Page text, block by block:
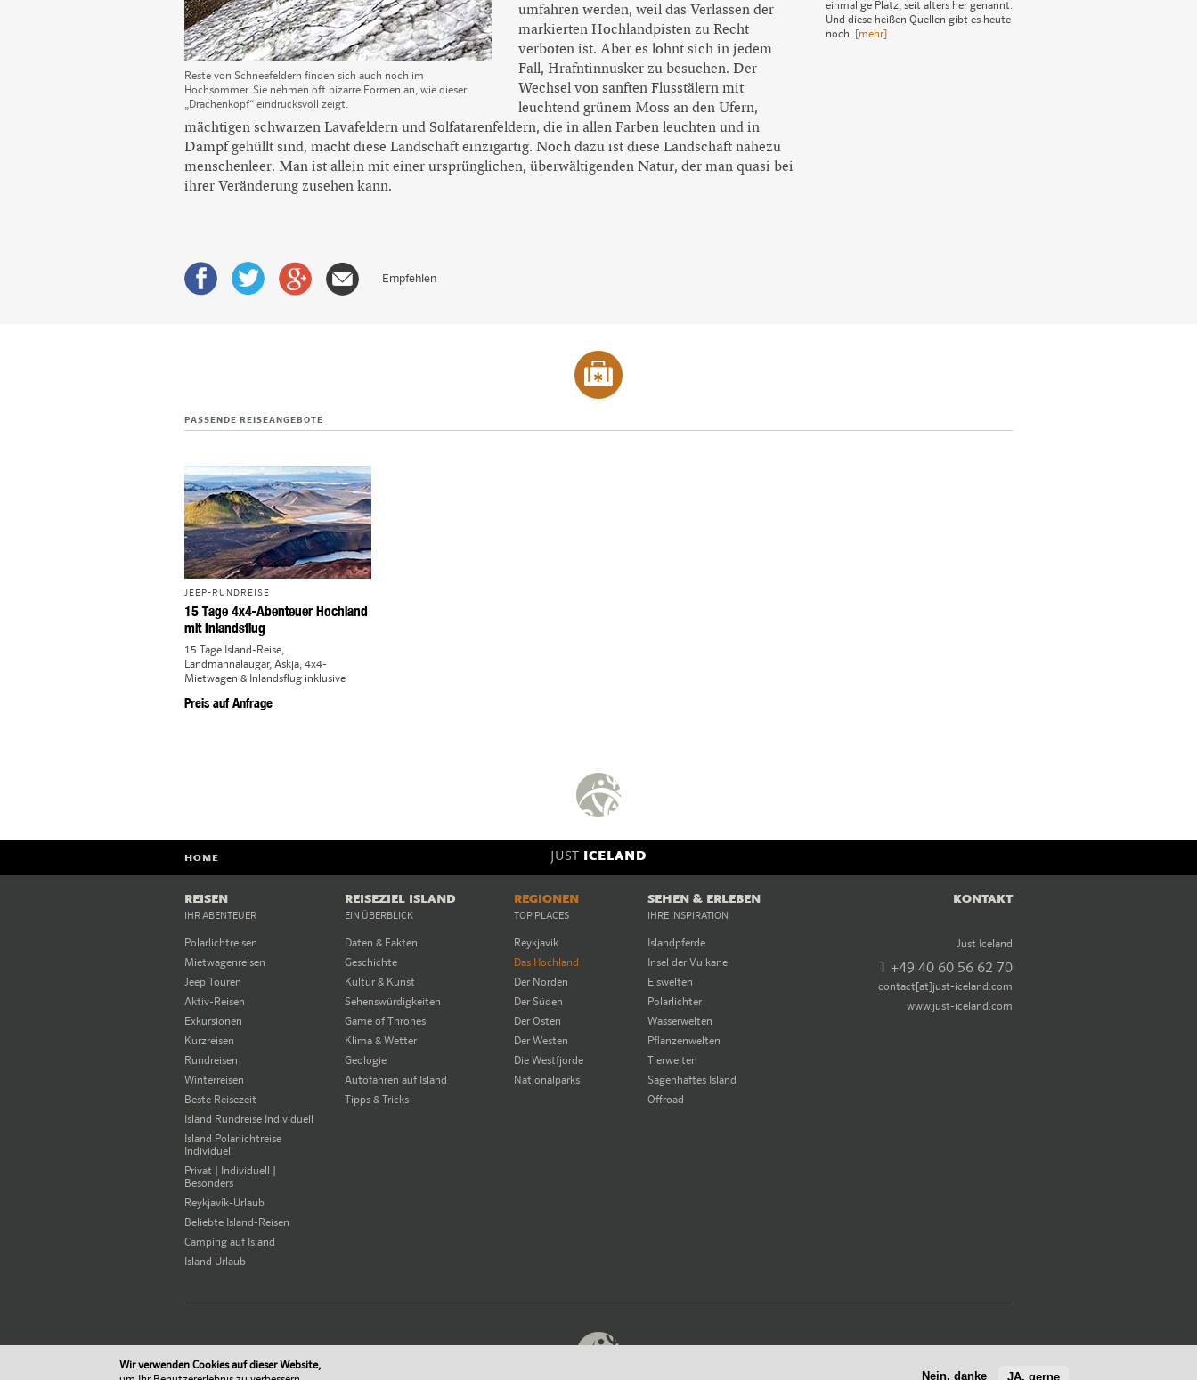
Reste von Schneefeldern finden sich auch noch im
Hochsommer. Sie nehmen oft bizarre Formen an, wie dieser
„Drachenkopf“ eindrucksvoll zeigt.
umfahren werden, weil das Verlassen der
markierten Hochlandpisten zu Recht
verboten ist. Aber es lohnt sich in jedem
Fall, Hrafntinnusker zu besuchen. Der
Wechsel von sanften Flusstälern mit
leuchtend grünem Moss an den Ufern,
mächtigen schwarzen Lavafeldern und Solfatarenfeldern, die in allen Farben leuchten und in
Dampf gehüllt sind, macht diese Landschaft einzigartig. Noch dazu ist diese Landschaft nahezu
menschenleer. Man ist allein mit einer ursprünglichen, überwältigenden Natur, der man quasi bei
ihrer Veränderung zusehen kann.
einmalige Platz, seit alters her genannt.
Und diese heißen Quellen gibt es heute
noch.
[mehr]
Empfehlen
PASSENDE REISEANGEBOTE
JEEP-RUNDREISE
15 Tage 4x4-Abenteuer Hochland
mit Inlandsflug
15 Tage Island-Reise,
Landmannalaugar, Askja, 4x4-
Mietwagen & Inlandsflug inklusive
Preis auf Anfrage
JUST ICELAND
HOME
REISEN
IHR ABENTEUER
Polarlichtreisen
Mietwagenreisen
Jeep Touren
Aktiv-Reisen
Exkursionen
Kurzreisen
Rundreisen
Winterreisen
Beste Reisezeit
Island Rundreise Individuell
Island Polarlichtreise
Individuell
Privat | Individuell |
Besonders
Reykjavík-Urlaub
Beliebte Island-Reisen
Camping auf Island
Island Urlaub
REISEZIEL ISLAND
EIN ÜBERBLICK
Daten & Fakten
Geschichte
Kultur & Kunst
Sehenswürdigkeiten
Game of Thrones
Klima & Wetter
Geologie
Autofahren auf Island
Tipps & Tricks
REGIONEN
TOP PLACES
Reykjavik
Das Hochland
Der Norden
Der Süden
Der Osten
Der Westen
Die Westfjorde
Nationalparks
SEHEN & ERLEBEN
IHRE INSPIRATION
Islandpferde
Insel der Vulkane
Eiswelten
Polarlichter
Wasserwelten
Pflanzenwelten
Tierwelten
Sagenhaftes Island
Offroad
KONTAKT
Just Iceland
T +49 40 60 56 62 70
contact[at]just-iceland.com
www.just-iceland.com
Wir verwenden Cookies auf dieser Website,
JA, gerne
Nein, danke